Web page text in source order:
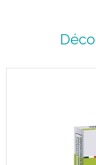
L’association